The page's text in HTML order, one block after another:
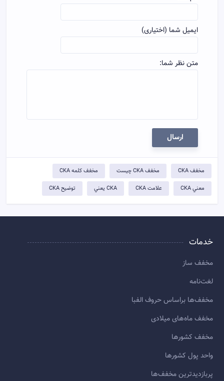
ایمیل شما (اختیاری)
متن نظر شما:
ارسال
مخفف CKA مخفف CKA چيست مخفف کلمه CKA
معني CKA علامت CKA CKA يعني توضيح CKA
خدمات
مخفف ساز
لغت‌نامه
مخفف‌ها براساس حروف الفبا
مخفف ماه‌های میلادی
مخفف کشورها
واحد پول کشورها
پربازديدترين مخفف‌ها